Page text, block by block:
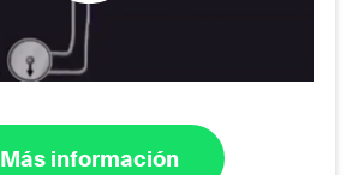
Más información